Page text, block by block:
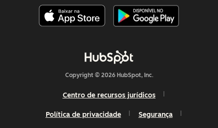
Copyright © 2026 HubSpot, Inc.
Centro de recursos jurídicos
Política de privacidade Segurança